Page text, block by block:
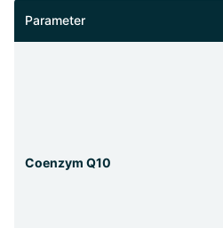
Parameter
Coenzym Q10